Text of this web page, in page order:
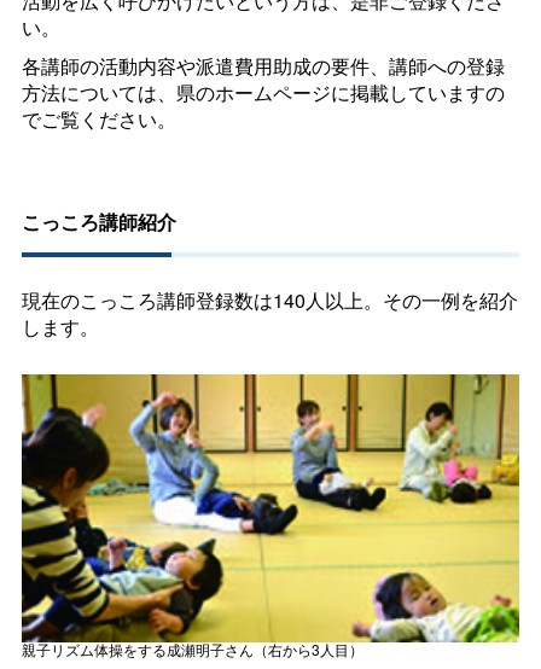
い。
各講師の活動内容や派遣費用助成の要件、講師への登録
方法については、県のホームページに掲載していますの
でご覧ください。
こっころ講師紹介
現在のこっころ講師登録数は140人以上。その一例を紹介
します。
親子リズム体操をする成瀬明子さん（右から3人目）